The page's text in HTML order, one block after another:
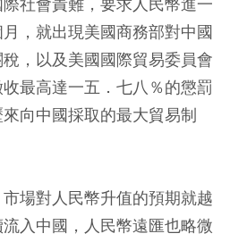
，就出現美國商務部對中國
，以及美國國際貿易委員會
最高達一五．七八％的懲罰
向中國採取的最大貿易制
場對人民幣升值的預期就越
入中國，人民幣遠匯也略微